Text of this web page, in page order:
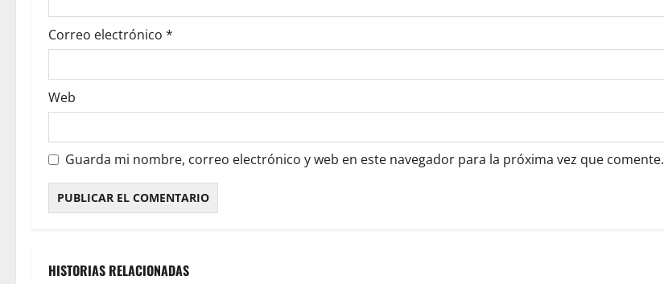
Correo electrónico *
Web
Guarda mi nombre, correo electrónico y web en este navegador para la próxima vez que comente.
HISTORIAS RELACIONADAS